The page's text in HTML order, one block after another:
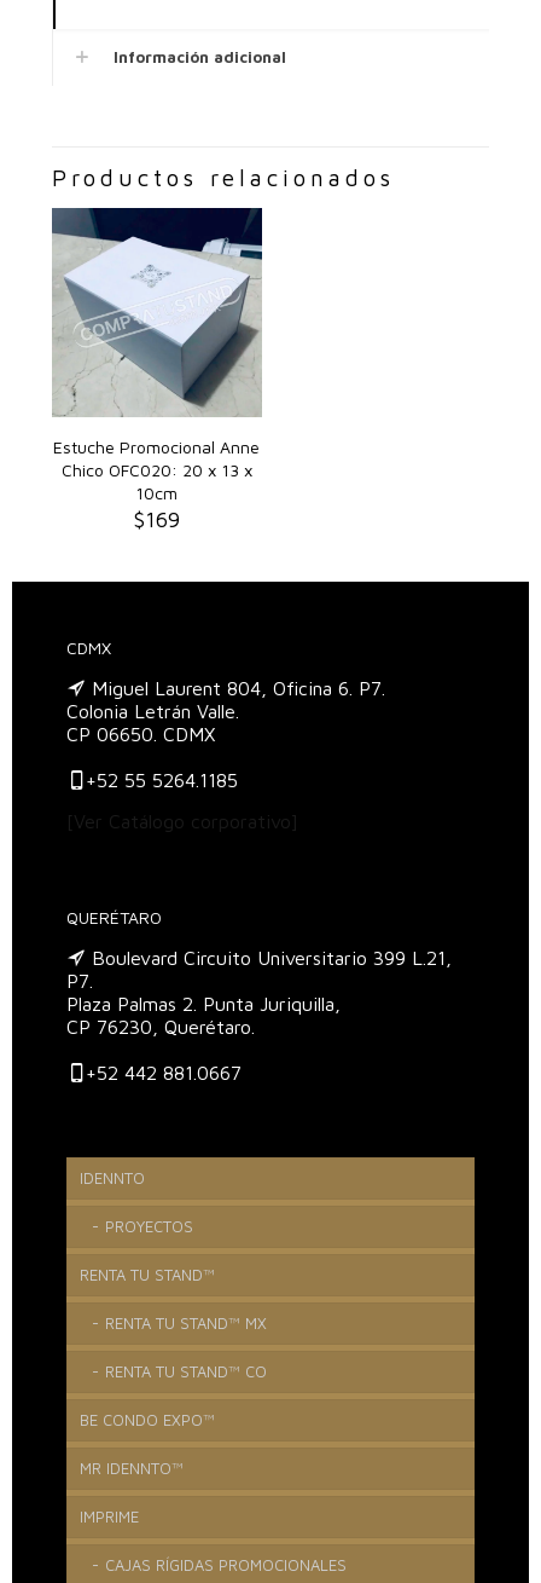
Información adicional
Productos relacionados
Estuche Promocional Anne
Chico OFC020: 20 x 13 x
10cm
$169
CDMX
Miguel Laurent 804, Oficina 6. P7.
Colonia Letrán Valle.
CP 06650. CDMX
+52 55 5264.1185
[Ver Catálogo corporativo]
QUERÉTARO
Boulevard Circuito Universitario 399 L.21,
P7.
Plaza Palmas 2. Punta Juriquilla,
CP 76230, Querétaro.
+52 442 881.0667
IDENNTO
PROYECTOS
RENTA TU STAND™
RENTA TU STAND™ MX
RENTA TU STAND™ CO
BE CONDO EXPO™
MR IDENNTO™
IMPRIME
CAJAS RÍGIDAS PROMOCIONALES